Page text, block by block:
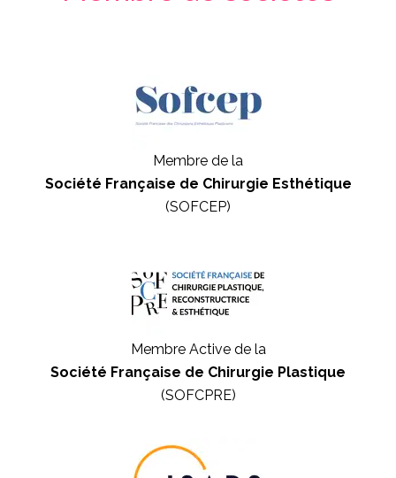
Membre de la
Société Française de Chirurgie Esthétique
(SOFCEP)
Membre Active de la
Société Française de Chirurgie Plastique
(SOFCPRE)